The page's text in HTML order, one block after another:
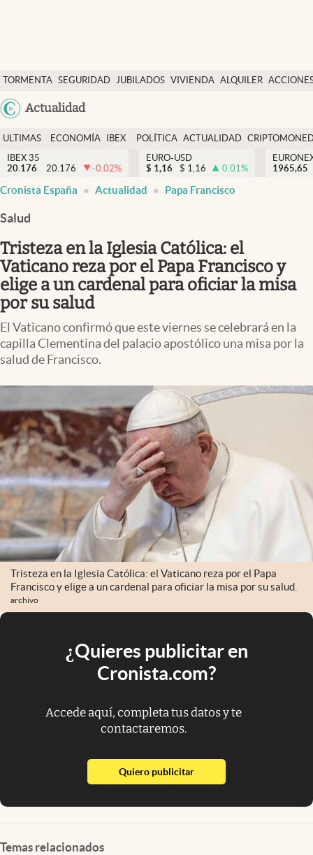
TORMENTA SEGURIDAD JUBILADOS VIVIENDA ALQUILER
USA
Actualidad
Economía y finanzas
Política
Actualidad
Criptomonedas
España
ULTIMAS
NOTICIAS
ECONOMÍA
FINANZAS
IBEX
EURO
POLÍTICA ACTUALIDAD
IBEX 35
20.176
20.176 -0.02%
EURO-USD
$ 1,16 $ 1,16 0.01%
1965,65
Cronista España Actualidad Papa Francisco
Salud
Tristeza en la Iglesia Católica: el
Vaticano reza por el Papa Francisco y
elige a un cardenal para oficiar la misa
por su salud
El Vaticano confirmó que este viernes se celebrará en la
capilla Clementina del palacio apostólico una misa por la
salud de Francisco.
Tristeza en la Iglesia Católica: el Vaticano reza por el Papa
Francisco y elige a un cardenal para oficiar la misa por su salud.
archivo
¿Quieres publicitar en
Cronista.com?
Accede aquí, completa tus datos y te
contactaremos.
Quiero publicitarabre en nueva pestaña
Temas relacionados